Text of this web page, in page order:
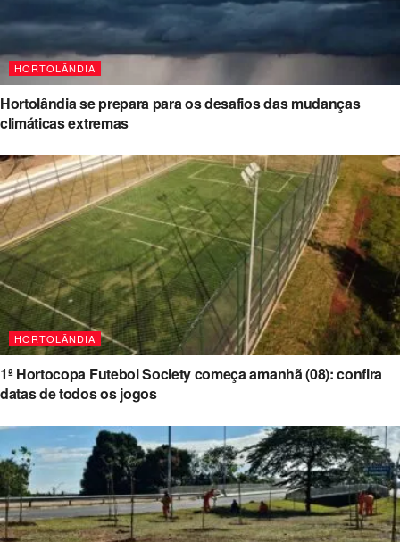
HORTOLÂNDIA
Hortolândia se prepara para os desafios das mudanças
climáticas extremas
HORTOLÂNDIA
1ª Hortocopa Futebol Society começa amanhã (08): confira
datas de todos os jogos